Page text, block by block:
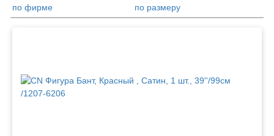
по фирме
по размеру